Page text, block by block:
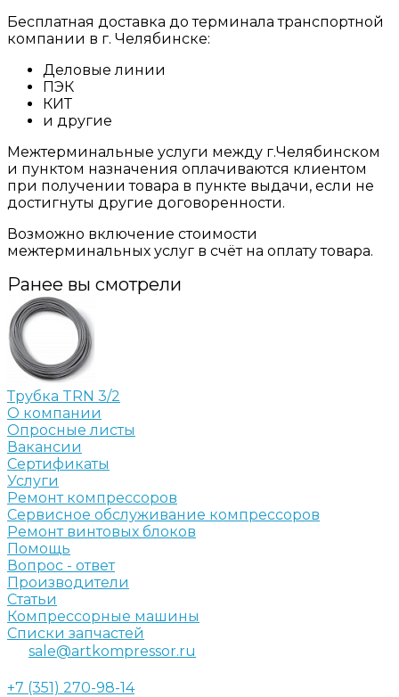
Бесплатная доставка до терминала транспортной
компании в г. Челябинске:
Деловые линии
ПЭК
КИТ
и другие
Межтерминальные услуги между г.Челябинском
и пунктом назначения оплачиваются клиентом
при получении товара в пункте выдачи, если не
достигнуты другие договоренности.
Возможно включение стоимости
межтерминальных услуг в счёт на оплату товара.
Ранее вы смотрели
Трубка TRN 3/2
О компании
Опросные листы
Вакансии
Сертификаты
Услуги
Ремонт компрессоров
Сервисное обслуживание компрессоров
Ремонт винтовых блоков
Помощь
Вопрос - ответ
Производители
Статьи
Компрессорные машины
Списки запчастей
sale@artkompressor.ru
+7 (351) 270-98-14